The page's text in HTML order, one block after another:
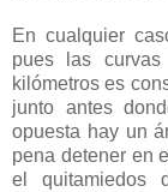
En cualquier
pues las
kilómetros es
junto antes
opuesta hay un
pena detener en
el quitamiedos